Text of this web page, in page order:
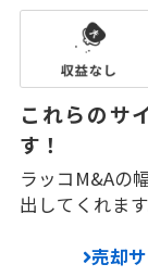
これらのサ
す！
ラッコM&Aの
出してくれます
売却